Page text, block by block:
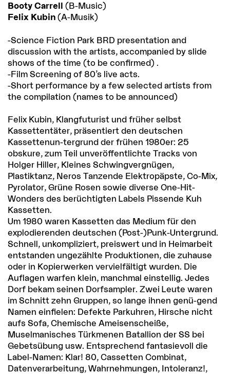
Booty Carrell (B-Music)
Felix Kubin (A-Musik)
-Science Fiction Park BRD presentation and
discussion with the artists, accompanied by slide
shows of the time (to be confirmed) .
-Film Screening of 80’s live acts.
-Short performance by a few selected artists from
the compilation (names to be announced)
Felix Kubin, Klangfuturist und früher selbst
Kassettentäter, präsentiert den deutschen
Kassettenun-tergrund der frühen 1980er: 25
obskure, zum Teil unveröffentlichte Tracks von
Holger Hiller, Kleines Schwingvergnügen,
Plastiktanz, Neros Tanzende Elektropäpste, Co-Mix,
Pyrolator, Grüne Rosen sowie diverse One-Hit-
Wonders des berüchtigten Labels Pissende Kuh
Kassetten.
Um 1980 waren Kassetten das Medium für den
explodierenden deutschen (Post-)Punk-Untergrund.
Schnell, unkompliziert, preiswert und in Heimarbeit
entstanden ungezählte Produktionen, die zuhause
oder in Kopierwerken vervielfältigt wurden. Die
Auflagen warfen klein, manchmal einstellig. Jedes
Dorf bekam seinen Dorfsampler. Zwei Leute waren
im Schnitt zehn Gruppen, so lange ihnen genü-gend
Namen einfielen: Defekte Parkuhren, Hirsche nicht
aufs Sofa, Chemische Ameisenscheiße,
Muselmanisches Türkmenen Batallion der SS bei
Gebetsübung usw. Entsprechend fantasievoll die
Label-Namen: Klar! 80, Cassetten Combinat,
Datenverarbeitung, Wahrnehmungen, Intoleranz!,